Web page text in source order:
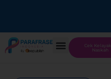
Cek
Naskah